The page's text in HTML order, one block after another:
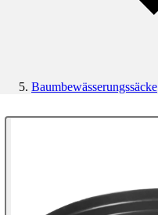
Baumbewässerungssäcke